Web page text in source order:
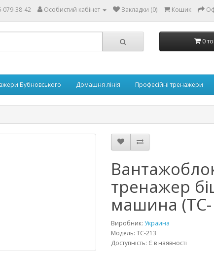
079-38-42 Особистий кабінет Закладки (0) Кошик
0
Бубновського Домашня лінія Професійні тренажери
тренажер
машина (ТС-
Виробник: Украина
Модель: ТС-213
Доступність: Є в наявності